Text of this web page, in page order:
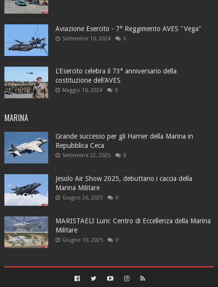
Aviazione Esercito - 7° Reggimento AVES "Vega"
Settembre 10, 2024 0
L’Esercito celebra il 73° anniversario della
costituzione dell'AVES
Maggio 10, 2024 0
MARINA
Grande successo per gli Harrier della Marina in
Repubblica Ceca
Settembre 22, 2025 0
Jesolo Air Show 2025, debuttano i caccia della
Marina Militare
Giugno 26, 2025 0
MARISTAELI Luni: Centro di Eccellenza della Marina
Militare
Giugno 10, 2025 0